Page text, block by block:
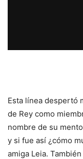
Esta línea despertó
de Rey como
nombre de su
y si fue así ¿cómo
amiga Leia.